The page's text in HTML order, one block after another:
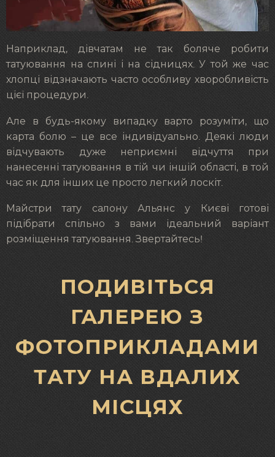
Наприклад, дівчатам не так боляче робити
татуювання на спині і на сідницях. У той же час
хлопці відзначають часто особливу хворобливість
цієї процедури.
Але в будь-якому випадку варто розуміти, що
карта болю – це все індивідуально. Деякі люди
відчувають дуже неприємні відчуття при
нанесенні татуювання в тій чи іншій області, в той
час як для інших це просто легкий лоскіт.
Майстри тату салону Альянс у Києві готові
підібрати спільно з вами ідеальний варіант
розміщення татуювання. Звертайтесь!
ПОДИВІТЬСЯ
ГАЛЕРЕЮ З
ФОТОПРИКЛАДАМИ
ТАТУ НА ВДАЛИХ
МІСЦЯХ